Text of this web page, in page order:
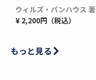
ウィルズ・パンハウス 著
¥ 2,200円（税込）
もっと見る